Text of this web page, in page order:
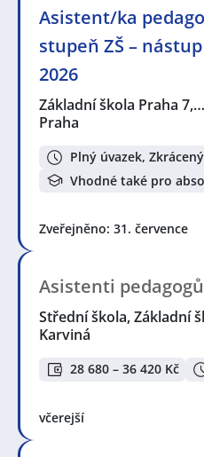
Asistent/ka
stupeň ZŠ –
2026
Základní škola Praha 7,…
Praha
Plný úvazek,
Vhodné také pro
Zveřejněno: 31. července
Asistenti pedagogů
Střední škola, Základní
Karviná
28 680 – 36 420 Kč
včerejší